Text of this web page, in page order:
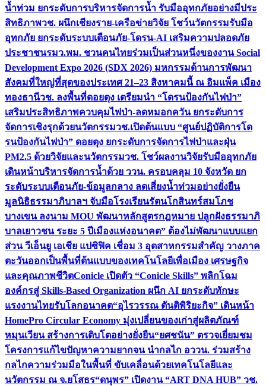
น้ำท่วม ยกระดับการบริหารจัดการน้ำ รับมืออุทกภัยอย่างมีประ
สิทธิภาพวช. ผนึกเชียงราย-เครือข่ายวิจัย โชว์นวัตกรรมรับมือ
อุทกภัย ยกระดับระบบเตือนภัย-โดรน-AI เสริมความปลอดภัย
ประชาชนรมว.พม. ชวนคนไทยร่วมเป็นส่วนหนึ่งของงาน Social
Development Expo 2026 (SDX 2026) มหกรรมด้านการพัฒนา
สังคมที่ใหญ่ที่สุดของประเทศ 21–23 สิงหาคมนี้ ณ อิมแพ็ค เมือง
ทองธานีวช. ลงพื้นที่ดอยตุง เตรียมนำ “โดรนป้องกันไฟป่า”
เสริมประสิทธิภาพควบคุมไฟป่า-ลดหมอกควัน ยกระดับการ
จัดการเชิงรุกด้วยนวัตกรรมวช.เปิดต้นแบบ “ศูนย์ปฏิบัติการโด
รนป้องกันไฟป่า” ดอยตุง ยกระดับการจัดการไฟป่าและฝุ่น
PM2.5 ด้วยวิจัยและนวัตกรรมวช. โชว์ผลงานวิจัยรับมืออุทกภัย
เดินหน้าบริหารจัดการน้ำด้วย ววน. ครอบคลุม 10 จังหวัด ยก
ระดับระบบเตือนภัย-ข้อมูลกลาง ลดเสี่ยงน้ำท่วมอย่างยั่งยืน
มูลนิธิธรรมาภิบาลฯ จับมือโรงเรียนรัตนโกสินทร์สมโภช
บางเขน ลงนาม MOU พัฒนาหลักสูตรกฎหมาย ปลูกฝังธรรมาภิ
บาลเยาวชน ระยะ 5 ปีเมืองแห่งอนาคต” ต้องไม่พัฒนาแบบแยก
ส่วน วีเอ็นยู เอเชีย แปซิฟิค เชื่อม 3 อุตสาหกรรมสำคัญ วางภาค
ตะวันออกเป็นพื้นที่ต้นแบบของเทคโนโลยีเพื่อเมือง เศรษฐกิจ
และคุณภาพชีวิตConicle เปิดตัว “Conicle Skills” พลิกโฉม
องค์กรสู่ Skills-Based Organization ผนึก AI ยกระดับทักษะ
แรงงานไทยรับโลกอนาคต“อุไรวรรณ ตันติพิริยะกิจ” เดินหน้า
HomePro Circular Economy มุ่งเปลี่ยนของเก่าสู่ผลิตภัณฑ์
หมุนเวียน สร้างการเติบโตอย่างยั่งยืน“ยศชนัน” ตรวจเยี่ยมชม
โครงการแก้ไขปัญหาความยากจน นำกลไก อววน. ร่วมสร้าง
กลไกความร่วมมือในพื้นที่ ขับเคลื่อนด้วยเทคโนโลยีและ
นวัตกรรม ณ จ.ยโสธร“ดนุพร” เปิดงาน “ART DNA HUB” วช.